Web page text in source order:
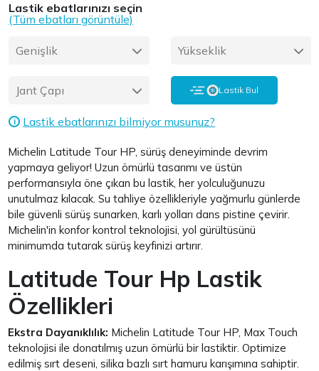
Lastik ebatlarınızı seçin
(Tüm ebatları görüntüle)
Genişlik Yükseklik
Jant Çapı Lastik Bul
i Lastik ebatlarınızı bilmiyor musunuz?
Michelin Latitude Tour HP, sürüş deneyiminde devrim
yapmaya geliyor! Uzun ömürlü tasarımı ve üstün
performansıyla öne çıkan bu lastik, her yolculuğunuzu
unutulmaz kılacak. Su tahliye özellikleriyle yağmurlu günlerde
bile güvenli sürüş sunarken, karlı yolları dans pistine çevirir.
Michelin'in konfor kontrol teknolojisi, yol gürültüsünü
minimumda tutarak sürüş keyfinizi artırır.
Latitude Tour Hp Lastik
Özellikleri
Ekstra Dayanıklılık: Michelin Latitude Tour HP, Max Touch
teknolojisi ile donatılmış uzun ömürlü bir lastiktir. Optimize
edilmiş sırt deseni, silika bazlı sırt hamuru karışımına sahiptir.